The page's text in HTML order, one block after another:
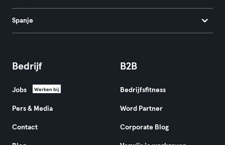
Spanje
Bedrijf
Jobs Werken bij
Pers & Media
Contact
B2B
Bedrijfsfitness
Word Partner
Corporate Blog